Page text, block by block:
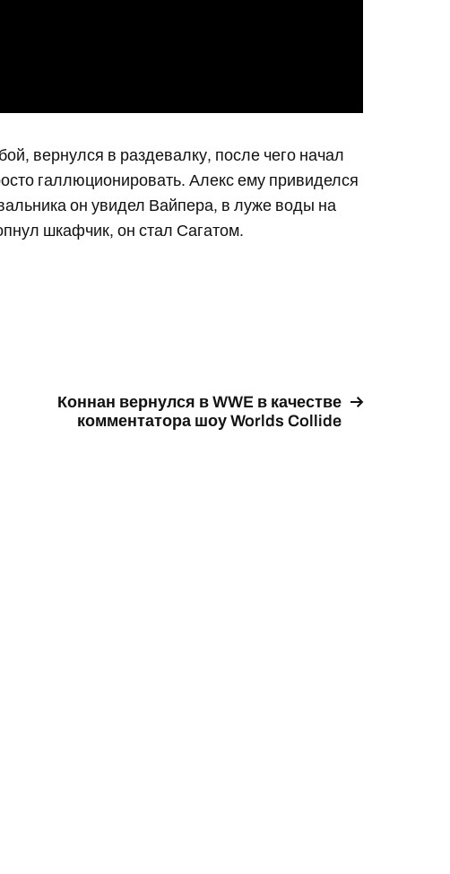
вернулся в раздевалку, после чего начал
галлюционировать. Алекс ему привиделся
он увидел Вайпера, в луже воды на
шкафчик, он стал Сагатом.
Коннан вернулся в WWE в качестве
комментатора шоу Worlds Collide